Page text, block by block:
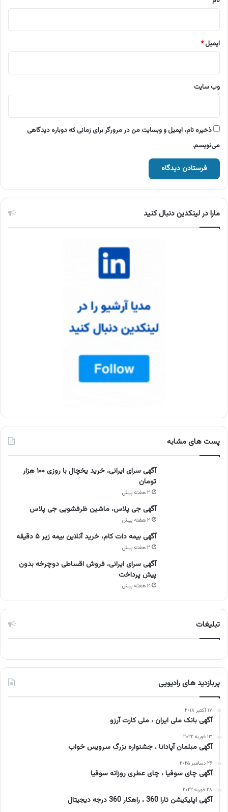
ایمیل*
وب‌ سایت
ذخیره نام، ایمیل و وبسایت من در مرورگر برای زمانی که دوباره دیدگاهی
می‌نویسم.
مارا در لینکدین دنبال کنید
پست های مشابه
آگهی سرای ایرانی، خرید یخچال با روزی ۱۰۰ هزار
تومان
۲ هفته پیش
آگهی جی پلاس، ماشین ظرفشویی جی پلاس
۲ هفته پیش
آگهی بیمه دات کام، خرید آنلاین بیمه زیر ۵ دقیقه
۲ هفته پیش
آگهی سرای ایرانی، فروش اقساطی دوچرخه بدون
پیش پرداخت
۲ هفته پیش
تبلیغات
پربازدید های رادیویی
۱۷ اکتبر ۲۰۱۸
آگهی بانک ملی ایران ، ملی کارت آرزو
۱۳ فوریه ۲۰۲۲
آگهی مبلمان آپادانا ، جشنواره بزرگ سرویس خواب
۲۶ دسامبر ۲۰۲۵
آگهی چای سوفیا ، چای عطری روزانه سوفیا
۲۸ فوریه ۲۰۲۲
آگهی اپلیکیشن تارا 360 ، راهکار 360 درجه دیجیتال